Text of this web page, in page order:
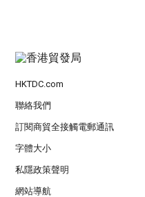
HKTDC.com
聯絡我們
訂閱商貿全接觸電郵通訊
字體大小
私隱政策聲明
網站導航